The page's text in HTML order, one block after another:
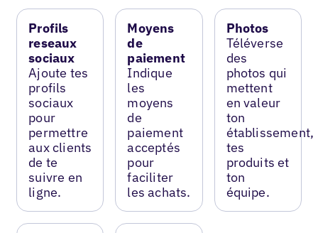
Profils
reseaux
sociaux
Ajoute tes
profils
sociaux
pour
permettre
aux clients
de te
suivre en
ligne.
Moyens
de
paiement
Indique
les
moyens
de
paiement
acceptés
pour
faciliter
les achats.
Photos
Téléverse
des
photos qui
mettent
en valeur
ton
établissement,
tes
produits et
ton
équipe.